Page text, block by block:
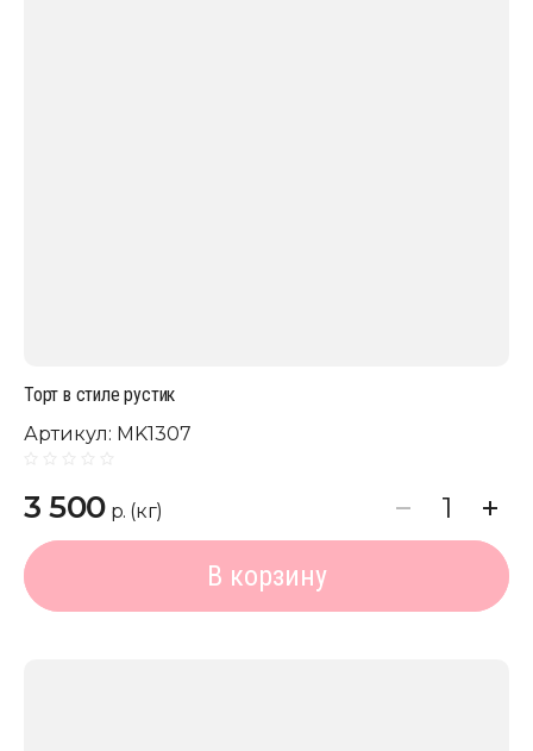
Торт в стиле рустик
Артикул: MK1307
3 500 р. (кг)
В корзину